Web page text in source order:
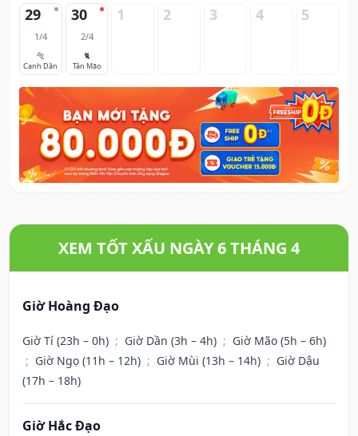
29
1/4
🐅
Canh Dần
30
2/4
🐈
Tân Mão
1 2 3 4 5
XEM TỐT XẤU NGÀY 6 THÁNG 4
Giờ Hoàng Đạo
Giờ Tí (23h – 0h) ; Giờ Dần (3h – 4h) ; Giờ Mão (5h – 6h)
; Giờ Ngọ (11h – 12h) ; Giờ Mùi (13h – 14h) ; Giờ Dậu
(17h – 18h)
Giờ Hắc Đạo